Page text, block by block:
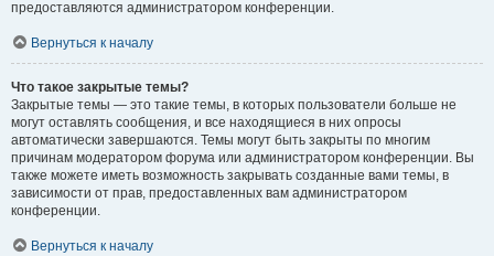
предоставляются администратором конференции.
Вернуться к началу
Что такое закрытые темы?
Закрытые темы — это такие темы, в которых пользователи больше не
могут оставлять сообщения, и все находящиеся в них опросы
автоматически завершаются. Темы могут быть закрыты по многим
причинам модератором форума или администратором конференции. Вы
также можете иметь возможность закрывать созданные вами темы, в
зависимости от прав, предоставленных вам администратором
конференции.
Вернуться к началу